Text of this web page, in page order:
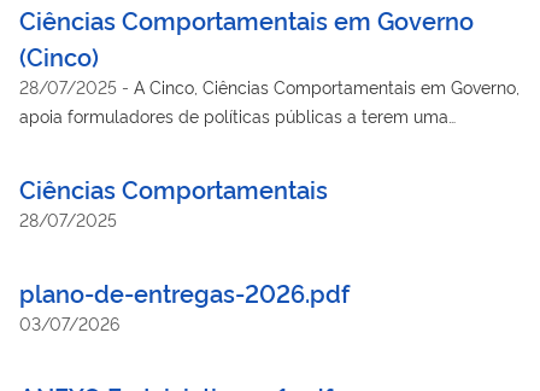
Ciências Comportamentais em Governo
(Cinco)
28/07/2025 - A Cinco, Ciências Comportamentais em Governo,
apoia formuladores de políticas públicas a terem uma
setor público.
Ciências Comportamentais
28/07/2025
plano-de-entregas-2026.pdf
03/07/2026